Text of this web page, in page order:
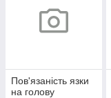
Пов'язаність язки
на голову